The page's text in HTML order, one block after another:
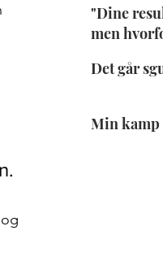
"Dine
men
Det går
Min kamp